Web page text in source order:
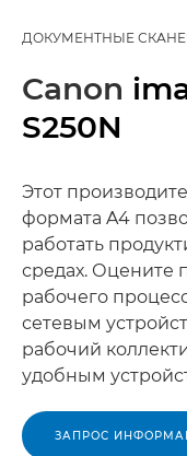
ДОКУМЕНТНЫЕ
Canon
S250N
Этот
формата A4
работать
средах. Оцените
рабочего
сетевым
рабочий
удобным
ЗАПРОС